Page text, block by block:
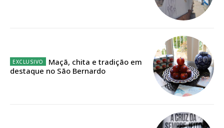
Edição em papel entregue à Quinta-feira em sua
Acesso ao conteúdo online
Acesso aos conteúdos Exclusivos para
Maçã, chita e tradição em
destaque no São Bernardo